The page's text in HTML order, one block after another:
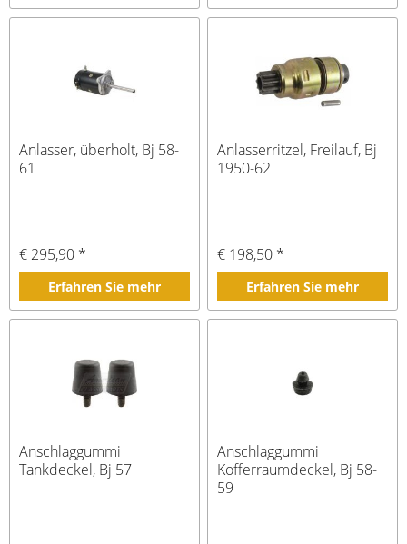
Anlasser, überholt, Bj 58-
61
€ 295,90 *
Erfahren Sie mehr
Anlasserritzel, Freilauf, Bj
1950-62
€ 198,50 *
Erfahren Sie mehr
Anschlaggummi
Tankdeckel, Bj 57
Anschlaggummi
Kofferraumdeckel, Bj 58-
59